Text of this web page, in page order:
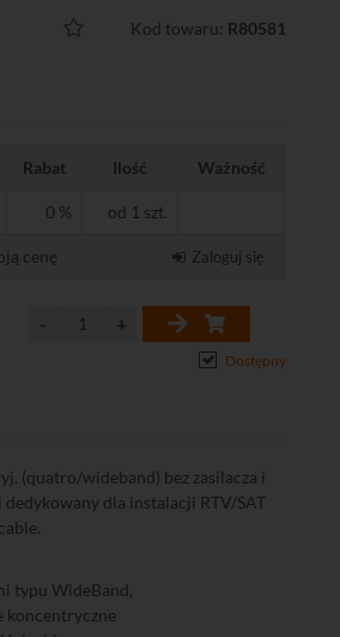
Kod towaru: R80581
Rabat Ilość Ważność
0 % od 1 szt.
cenę Zaloguj się
Dostępny
(quatro/wideband) bez zasilacza i
dla instalacji RTV/SAT
typu WideBand,
koncentryczne